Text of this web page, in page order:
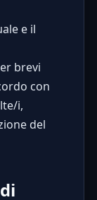
e il
brevi
con
i,
del